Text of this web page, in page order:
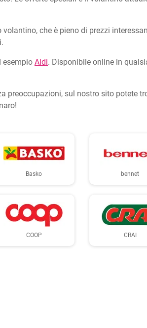
che è pieno di prezzi
esempio Aldi. Disponibile online in
preoccupazioni, sul nostro sito potete
Basko bennet
COOP CRAI